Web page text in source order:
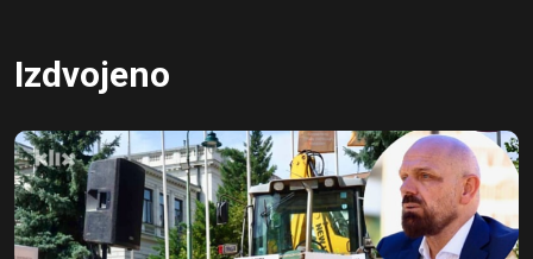
Izdvojeno